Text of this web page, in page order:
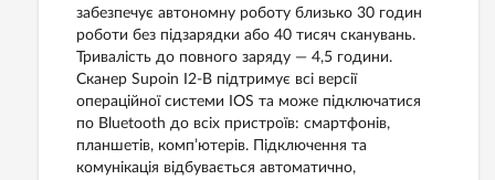
забезпечує автономну роботу близько 30 годин
роботи без підзарядки або 40 тисяч сканувань.
Тривалість до повного заряду — 4,5 години.
Сканер Supoin I2-B підтримує всі версії
операційної системи IOS та може підключатися
по Bluetooth до всіх пристроїв: смартфонів,
планшетів, комп’ютерів. Підключення та
комунікація відбувається автоматично,